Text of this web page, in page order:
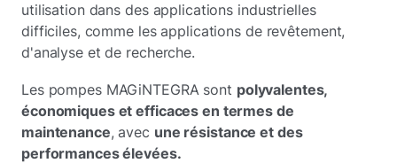
utilisation dans des applications industrielles
difficiles, comme les applications de revêtement,
d'analyse et de recherche.
Les pompes MAGiNTEGRA sont polyvalentes,
économiques et efficaces en termes de
maintenance, avec une résistance et des
performances élevées.